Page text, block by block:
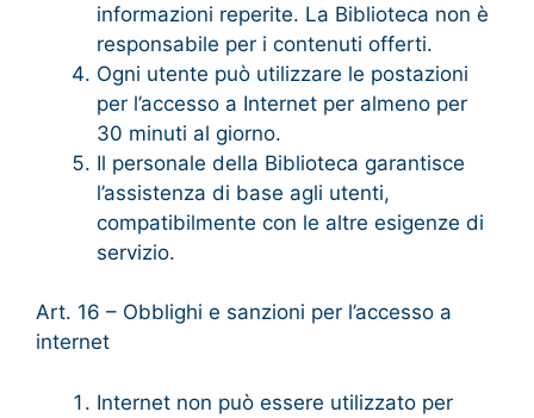
informazioni reperite. La Biblioteca non è
responsabile per i contenuti offerti.
Ogni utente può utilizzare le postazioni
per l’accesso a Internet per almeno per
30 minuti al giorno.
Il personale della Biblioteca garantisce
l’assistenza di base agli utenti,
compatibilmente con le altre esigenze di
servizio.
Art. 16 – Obblighi e sanzioni per l’accesso a
internet
Internet non può essere utilizzato per